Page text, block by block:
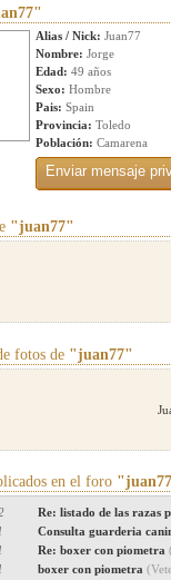
Alias / Nick: Juan77
Nombre: Jorge
Edad: 49 años
Sexo: Hombre
Pais: Spain
Provincia: Toledo
Población: Camarena
"juan77"
fotos de "juan77"
en el foro
Re: listado de las razas
Consulta guarderia
Re: boxer con piometra
boxer con piometra